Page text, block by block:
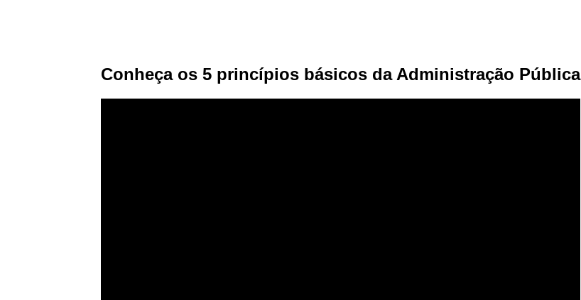
Conheça os 5 princípios básicos da Administração Pública